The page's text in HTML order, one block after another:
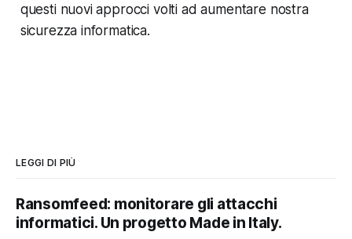
questi nuovi approcci volti ad aumentare nostra
sicurezza informatica.
LEGGI DI PIÙ
Ransomfeed: monitorare gli attacchi
informatici. Un progetto Made in Italy.